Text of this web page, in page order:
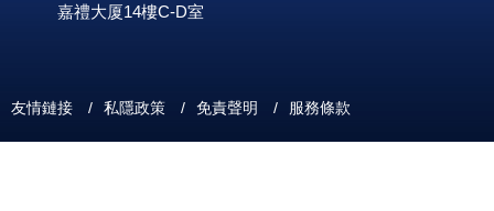
嘉禮大厦14樓C-D室
友情鏈接 / 私隱政策 / 免責聲明 / 服務條款